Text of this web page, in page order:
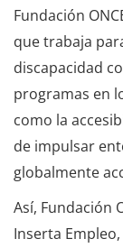
Fundación
que trabaja
discapacidad
programas en
como la
de impulsar
globalmente
Así, Fundación
Inserta